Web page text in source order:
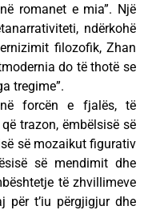
romanet e mia”. Një
ndërkohë
filozofik, Zhan
do të thotë se
tregime”.
forcën e fjalës, të
trazon, ëmbëlsisë së
së mozaikut figurativ
së mendimit dhe
të zhvillimeve
për t’iu përgjigjur dhe